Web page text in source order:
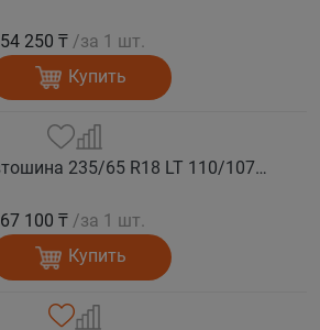
54 250 ₸ /за 1 шт.
Купить
COMFORSER Автошина 235/65 R18 LT 110/107S CF1100 8PR RWL лето
67 100 ₸ /за 1 шт.
Купить